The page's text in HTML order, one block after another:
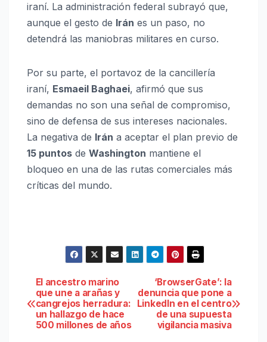
iraní. La administración federal subrayó que,
aunque el gesto de Irán es un paso, no
detendrá las maniobras militares en curso.
Por su parte, el portavoz de la cancillería
iraní, Esmaeil Baghaei, afirmó que sus
demandas no son una señal de compromiso,
sino de defensa de sus intereses nacionales.
La negativa de Irán a aceptar el plan previo de
15 puntos de Washington mantiene el
bloqueo en una de las rutas comerciales más
críticas del mundo.
Navegación
de
‘BrowserGate’: la
denuncia que pone a
LinkedIn en el centro
de una supuesta
vigilancia masiva
El ancestro marino
que une a arañas y
cangrejos herradura:
un hallazgo de hace
500 millones de años